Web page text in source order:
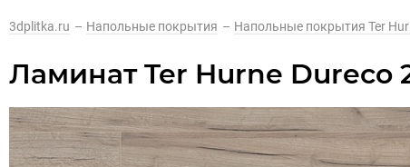
3dplitka.ru – Напольные покрытия – Напольные покрытия Ter
Ламинат Ter Hurne Dureco